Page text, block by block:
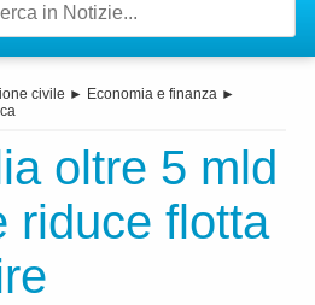
civile ► Economia e finanza ►
oltre 5 mld
riduce flotta